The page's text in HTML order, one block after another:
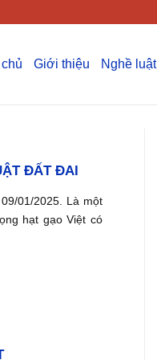
Giới thiệu Nghề luật
ĐẤT ĐAI
01/2025. Là một
hạt gạo Việt có